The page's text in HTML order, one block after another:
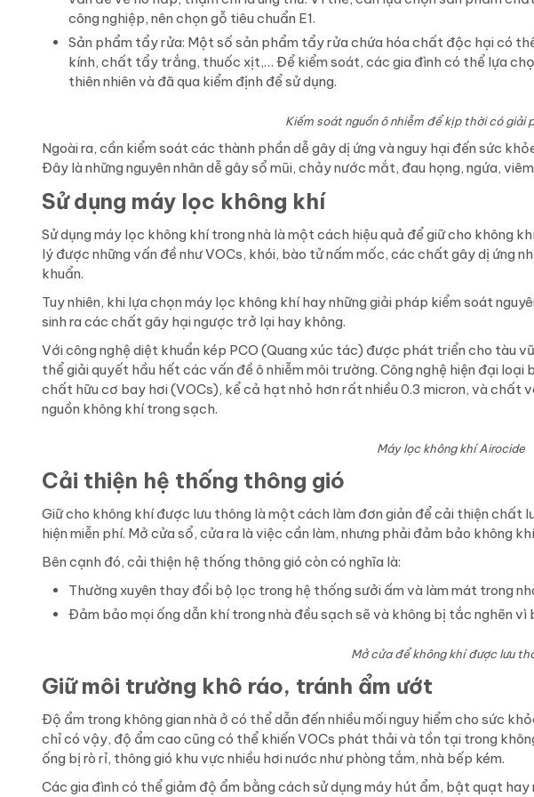
công nghiệp, nên chọn gỗ tiêu chuẩn E1.
Sản phẩm tẩy rửa: Một số sản phẩm tẩy rửa chứa hóa chất độc hại có
kính, chất tẩy trắng, thuốc xịt,… Để kiểm soát, các gia đình có thể lựa
thiên nhiên và đã qua kiểm định để sử dụng.
Kiếm soát nguồn ô nhiễm để kịp thời có giải
Ngoài ra, cần kiểm soát các thành phần dễ gây dị ứng và nguy hại đến sức
Đây là những nguyên nhân dễ gây sổ mũi, chảy nước mắt, đau họng, ngứa,
Sử dụng máy lọc không khí
Sử dụng máy lọc không khí trong nhà là một cách hiệu quả để giữ cho không
lý được những vấn đề như VOCs, khói, bào tử nấm mốc, các chất gây dị ứng
khuẩn.
Tuy nhiên, khi lựa chọn máy lọc không khí hay những giải pháp kiểm soát
sinh ra các chất gây hại ngược trở lại hay không.
Với công nghệ diệt khuẩn kép PCO (Quang xúc tác) được phát triển cho tàu
thể giải quyết hầu hết các vấn đề ô nhiễm môi trường. Công nghệ hiện đại
chất hữu cơ bay hơi (VOCs), kể cả hạt nhỏ hơn rất nhiều 0.3 micron, và
nguồn không khí trong sạch.
Máy lọc không khí Airocide
Cải thiện hệ thống thông gió
Giữ cho không khí được lưu thông là một cách làm đơn giản để cải thiện chất
hiện miễn phí. Mở cửa sổ, cửa ra là việc cần làm, nhưng phải đảm bảo không
Bên cạnh đó, cải thiện hệ thống thông gió còn có nghĩa là:
Thường xuyên thay đổi bộ lọc trong hệ thống sưởi ấm và làm mát trong
Đảm bảo mọi ống dẫn khí trong nhà đều sạch sẽ và không bị tắc nghẽn
Mở cửa để không khí được lưu
Giữ môi trường khô ráo, tránh ẩm ướt
Độ ẩm trong không gian nhà ở có thể dẫn đến nhiều mối nguy hiểm cho sức
chỉ có vậy, độ ẩm cao cũng có thể khiến VOCs phát thải và tồn tại trong
ống bị rò rỉ, thông gió khu vực nhiều hơi nước như phòng tắm, nhà bếp kém.
Các gia đình có thể giảm độ ẩm bằng cách sử dụng máy hút ẩm, bật quạt